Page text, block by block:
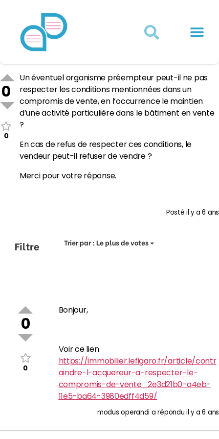
0
0
Un éventuel organisme préempteur peut-il ne pas
respecter les conditions mentionnées dans un
compromis de vente, en l’occurrence le maintien
d’une activité particulière dans le bâtiment en vente
?
En cas de refus de respecter ces conditions, le
vendeur peut-il refuser de vendre ?
Merci pour votre réponse.
Postéil y a 6 ans
Filtre Trier par :Le plus de votes
0
0
Bonjour,
Voir ce lien
https://immobilier.lefigaro.fr/article/contr
aindre-l-acquereur-a-respecter-le-
compromis-de-vente_2e3d21b0-a4eb-
11e5-ba64-3980edff4d59/
modus operandi a réponduil y a 6 ans